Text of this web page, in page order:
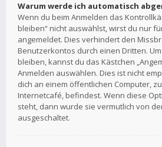
Warum werde ich automatisch
Wenn du beim Anmelden das
bleiben“ nicht auswählst, wirst du nur
angemeldet. Dies verhindert den
Benutzerkontos durch einen Dritten.
bleiben, kannst du das Kästchen
Anmelden auswählen. Dies ist nicht
dich an einem öffentlichen Computer,
Internetcafé, befindest. Wenn diese
steht, dann wurde sie vermutlich von
ausgeschaltet.